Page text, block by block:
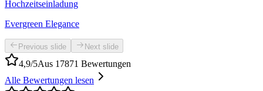
Hochzeitseinladung
Evergreen Elegance
Previous slide Next slide
4,9/5Aus 17871 Bewertungen
Alle Bewertungen lesen